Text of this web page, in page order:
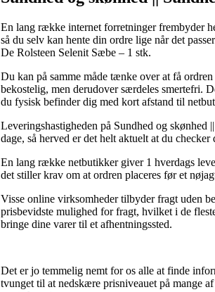
En lang række internet forretninger frembyder
så du selv kan hente din ordre lige når det
De Rolsteen Selenit Sæbe – 1 stk.
Du kan på samme måde tænke over at få
bekostelig, men derudover særdeles smertefri.
du fysisk befinder dig med kort afstand til
Leveringshastigheden på Sundhed og
dage, så herved er det helt aktuelt at du
En lang række netbutikker giver 1 hverdags
det stiller krav om at ordren placeres før et
Visse online virksomheder tilbyder fragt uden
prisbevidste mulighed for fragt, hvilket i de
bringe dine varer til et afhentningssted.
Det er jo temmelig nemt for os alle at finde
tvunget til at nedskære prisniveauet på mange